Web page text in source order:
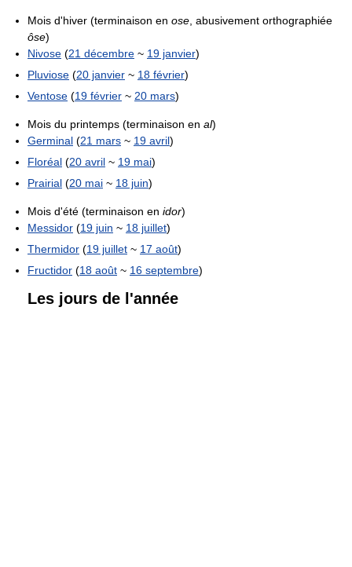
Mois d'hiver (terminaison en ose, abusivement orthographiée
ôse)
Nivose (21 décembre ~ 19 janvier)
Pluviose (20 janvier ~ 18 février)
Ventose (19 février ~ 20 mars)
Mois du printemps (terminaison en al)
Germinal (21 mars ~ 19 avril)
Floréal (20 avril ~ 19 mai)
Prairial (20 mai ~ 18 juin)
Mois d'été (terminaison en idor)
Messidor (19 juin ~ 18 juillet)
Thermidor (19 juillet ~ 17 août)
Fructidor (18 août ~ 16 septembre)
Les jours de l'année